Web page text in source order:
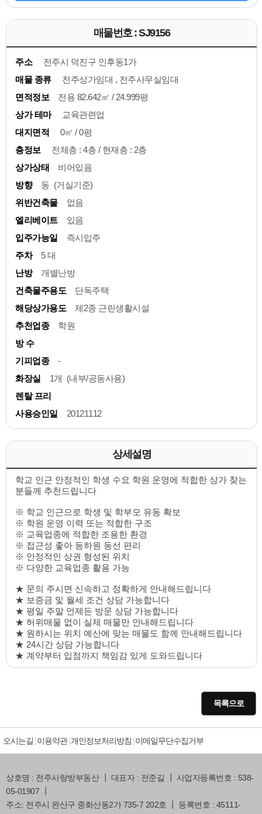
매물번호 : SJ9156
주소
전주시 덕진구 인후동1가
매물 종류
전주상가임대 , 전주사무실임대
면적정보
전용 82.642㎡ / 24.999평
상가 테마
교육관련업
대지면적
0㎡ / 0평
층정보
전체층 : 4층 / 현재층 : 2층
상가상태
비어있음
방향
동 (거실기준)
위반건축물
없음
엘리베이트
있음
입주가능일
즉시입주
주차
5 대
난방
개별난방
건축물주용도
단독주택
해당상가용도
제2종 근린생활시설
추천업종
학원
방 수
기피업종
-
화장실
1개 (내부/공동사용)
렌탈 프리
사용승인일
20121112
상세설명
학교 인근 안정적인 학생 수요 학원 운영에 적합한 상가 찾는
분들께 추천드립니다
※ 학교 인근으로 학생 및 학부모 유동 확보
※ 학원 운영 이력 또는 적합한 구조
※ 교육업종에 적합한 조용한 환경
※ 접근성 좋아 등하원 동선 편리
※ 안정적인 상권 형성된 위치
※ 다양한 교육업종 활용 가능
★ 문의 주시면 신속하고 정확하게 안내해드립니다
★ 보증금 및 월세 조건 상담 가능합니다
★ 평일 주말 언제든 방문 상담 가능합니다
★ 허위매물 없이 실제 매물만 안내해드립니다
★ 원하시는 위치 예산에 맞는 매물도 함께 안내해드립니다
★ 24시간 상담 가능합니다
★ 계약부터 입점까지 책임감 있게 도와드립니다
목록으로
오시는길 이용약관 개인정보처리방침 이메일무단수집거부
상호명 : 전주사랑방부동산 ┃ 대표자 : 전준길 ┃ 사업자등록번호 : 538-
05-01907 ┃
주소: 전주시 완산구 중화산동2가 735-7 202호 ┃ 등록번호 : 45111-